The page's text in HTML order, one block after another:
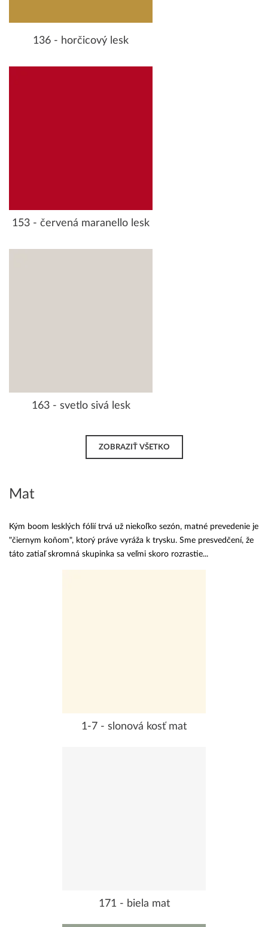
136 - horčicový lesk
153 - červená maranello lesk
163 - svetlo sivá lesk
ZOBRAZIŤ VŠETKO
Mat
Kým boom lesklých fólií trvá už niekoľko sezón, matné prevedenie je
"čiernym koňom", ktorý práve vyráža k trysku. Sme presvedčení, že
táto zatiaľ skromná skupinka sa veľmi skoro rozrastie...
1-7 - slonová kosť mat
171 - biela mat